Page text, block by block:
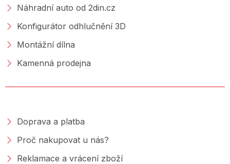
Náhradní auto od 2din.cz
Konfigurátor odhlučnění 3D
Montážní dílna
Kamenná prodejna
Doprava a platba
Proč nakupovat u nás?
Reklamace a vrácení zboží